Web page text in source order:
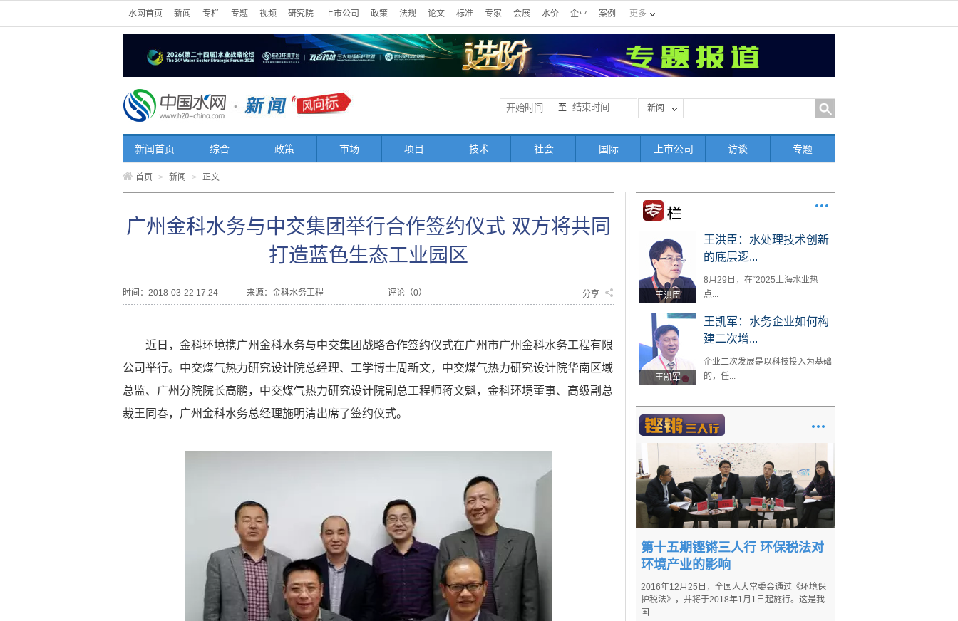
水网首页 新闻 专栏 专题 视频 研究院 上市公司 政策 法规 论文 标准 专家 会展 水价 企业 案例 更多
至 新闻
新闻首页 综合 政策 市场 项目 技术 社会 国际 上市公司 访谈 专题
首页 > 新闻 > 正文
广州金科水务与中交集团举行合作签约仪式 双方将共同
打造蓝色生态工业园区
时间：2018-03-22 17:24 来源： 金科水务工程 评论（0） 分享
近日，金科环境携广州金科水务与中交集团战略合作签约仪式在广州市广州金科水务工程有限
公司举行。中交煤气热力研究设计院总经理、工学博士周新文，中交煤气热力研究设计院华南区域
总监、广州分院院长高鹏，中交煤气热力研究设计院副总工程师蒋文魁，金科环境董事、高级副总
裁王同春，广州金科水务总经理施明清出席了签约仪式。
王洪臣
王洪臣：水处理技术创新
的底层逻...
8月29日，在“2025上海水业热
点...
王凯军
王凯军：水务企业如何构
建二次增...
企业二次发展是以科技投入为基础
的，任...
第十五期铿锵三人行 环保税法对
环境产业的影响
2016年12月25日，全国人大常委会通过《环境保
护税法》，并将于2018年1月1日起施行。这是我
国...